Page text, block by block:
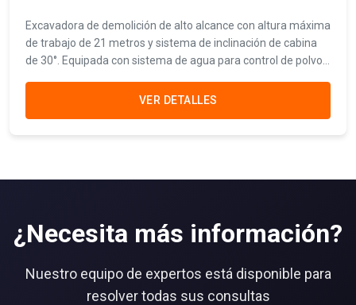
Excavadora de demolición de alto alcance con altura máxima
de trabajo de 21 metros y sistema de inclinación de cabina
de 30°. Equipada con sistema de agua para control de polvo y
VER DETALLES
¿Necesita más información?
Nuestro equipo de expertos está disponible para
resolver todas sus consultas